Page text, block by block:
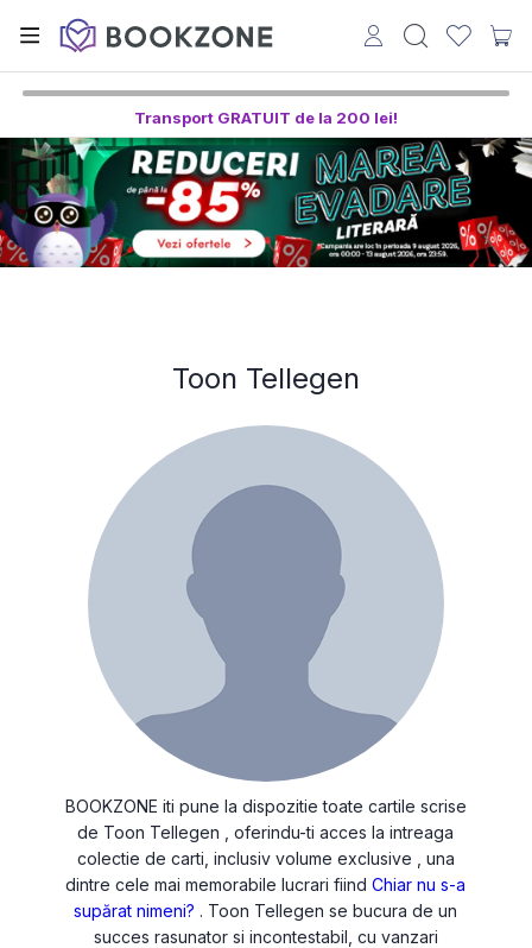
Transport GRATUIT de la 200 lei!
Toon Tellegen
BOOKZONE iti pune la dispozitie toate cartile scrise
de Toon Tellegen , oferindu-ti acces la intreaga
colectie de carti, inclusiv volume exclusive , una
dintre cele mai memorabile lucrari fiindChiar nu s-a
supărat nimeni? . Toon Tellegen se bucura de un
succes rasunator si incontestabil, cu vanzari